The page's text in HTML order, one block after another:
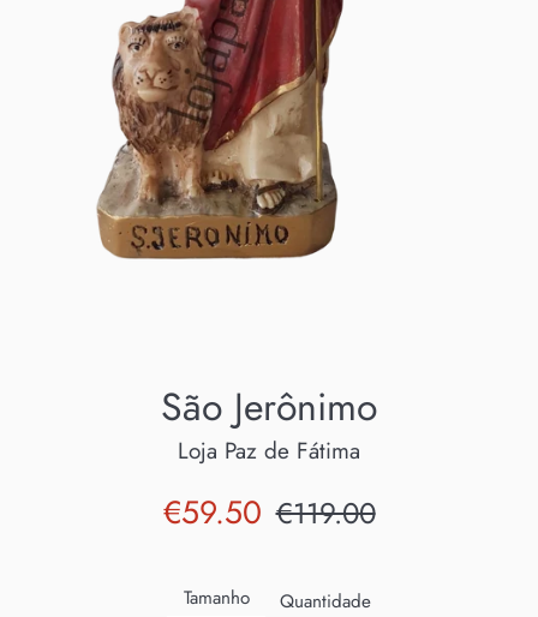
São Jerônimo
Loja Paz de Fátima
Preço
€59.50 Preço
€119.00
Tamanho Quantidade